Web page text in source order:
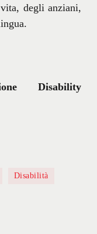
degli anziani,
Disability
Disabilità